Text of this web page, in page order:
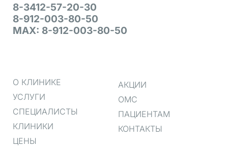
8-3412-57-20-30
8-912-003-80-50
MAX: 8-912-003-80-50
О КЛИНИКЕ
УСЛУГИ
СПЕЦИАЛИСТЫ
КЛИНИКИ
ЦЕНЫ
АКЦИИ
ОМС
ПАЦИЕНТАМ
КОНТАКТЫ